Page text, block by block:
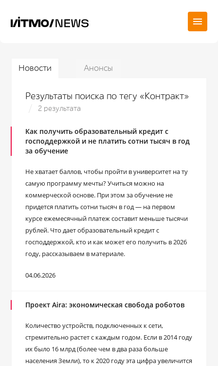
Новости Анонсы
Результаты поиска по тегу «Контракт»
2 результата
Как получить образовательный кредит с
господдержкой и не платить сотни тысяч в год
за обучение
Не хватает баллов, чтобы пройти в университет на ту
самую программу мечты? Учиться можно на
коммерческой основе. При этом за обучение не
придется платить сотни тысяч в год ― на первом
курсе ежемесячный платеж составит меньше тысячи
рублей. Что дает образовательный кредит с
господдержкой, кто и как может его получить в 2026
году, рассказываем в материале.
04.06.2026
Проект Aira: экономическая свобода роботов
Количество устройств, подключенных к сети,
стремительно растет с каждым годом. Если в 2014 году
их было 16 млрд (более чем в два раза больше
населения Земли), то к 2020 году эта цифра увеличится